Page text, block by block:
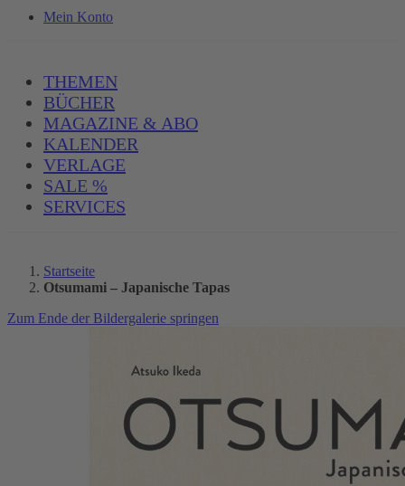
Mein Konto
THEMEN
BÜCHER
MAGAZINE & ABO
KALENDER
VERLAGE
SALE %
SERVICES
Startseite
Otsumami – Japanische Tapas
Zum Ende der Bildergalerie springen